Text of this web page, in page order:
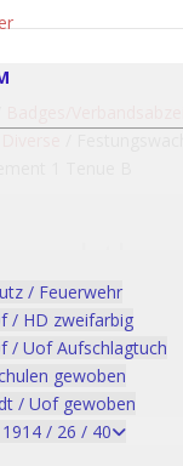
/ Feuerwehr
/ HD zweifarbig
/ Uof Aufschlagtuch
gewoben
/ Uof gewoben
/ 26 / 40
1 Tenue B